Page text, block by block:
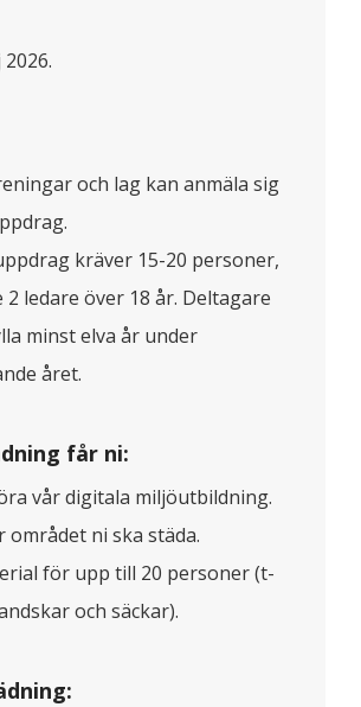
och lag kan anmäla sig
kräver 15-20 personer,
2 ledare över 18 år. Deltagare
minst elva år under
året.
får ni:
vår digitala miljöutbildning.
området ni ska städa.
för upp till 20 personer (t-
och säckar).